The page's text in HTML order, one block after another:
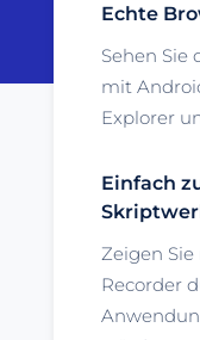
Echte
Sehen Sie
mit
Explorer
Einfach
Zeigen
Recorder